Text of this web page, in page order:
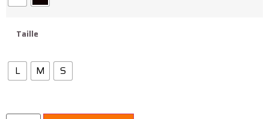
Taille
L M S